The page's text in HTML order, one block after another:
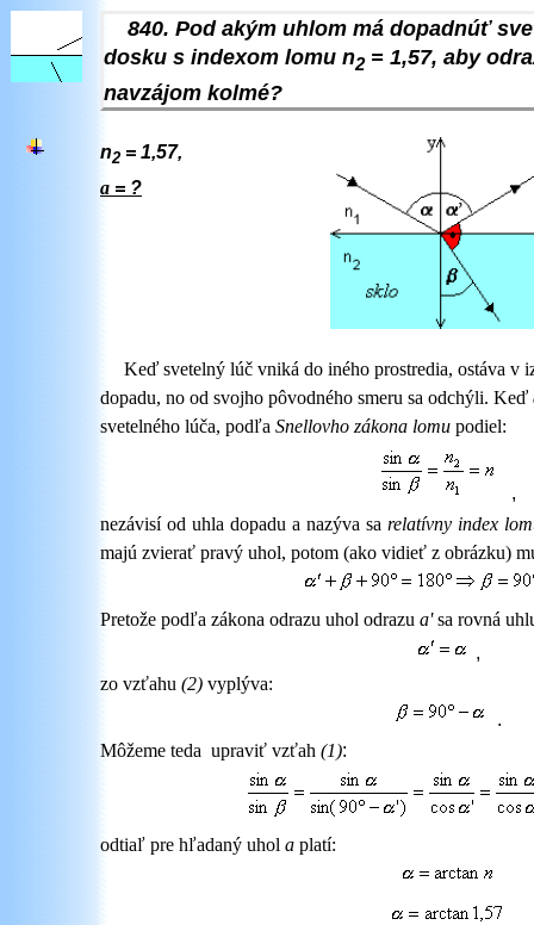
840. Pod akým uhlom má dopadnúť
dosku s indexom lomu n2= 1,57, aby
navzájom kolmé?
n2 = 1,57,
a = ?
Keď svetelný lúč vniká do iného prostredia, ostáva v
dopadu, no od svojho pôvodného smeru sa odchýli. Keď
svetelného lúča, podľa Snellovho zákona lomu podiel:
,
nezávisí od uhla dopadu a nazýva sa relatívny index
majú zvierať pravý uhol, potom (ako vidieť z obrázku)
Pretože podľa zákona odrazu uhol odrazu a'sa rovná
,
zo vzťahu (2) vyplýva:
.
Môžeme teda upraviť vzťah (1):
odtiaľ pre hľadaný uhol a platí: